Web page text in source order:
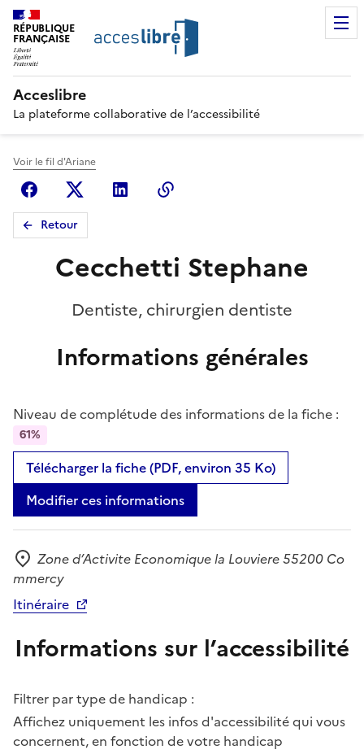
RÉPUBLIQUE
FRANÇAISE
Acceslibre
La plateforme collaborative de l’accessibilité
Voir le fil d'Ariane
FacebookX (anciennement Twitter)
Linkedin
Retour
Cecchetti Stephane
Dentiste, chirurgien dentiste
Informations générales
Niveau de complétude des informations de la fiche :
61%
Télécharger la fiche (PDF, environ 35 Ko)
Modifier ces informations
Adresse
Zone d’Activite Economique la Louviere 55200 Co
mmercy
Itinéraire
Informations sur l’accessibilité
Filtrer par type de handicap :
Affichez uniquement les infos d'accessibilité qui vous
concernent, en fonction de votre handicap